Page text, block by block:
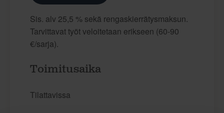
Sis. alv 25,5 % sekä rengaskierrätysmaksun.
Tarvittavat työt veloitetaan erikseen (60-90
€/sarja).
Toimitusaika
Tilattavissa